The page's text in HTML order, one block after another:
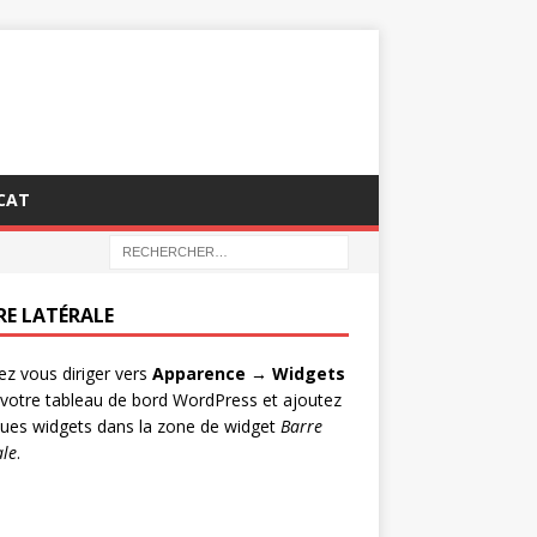
LATÉRALE
vous diriger vers Apparence → Widgets
tableau de bord WordPress et ajoutez
widgets dans la zone de widget Barre
.